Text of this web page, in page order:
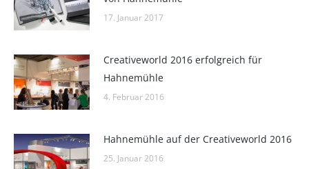
17. Januar 2017
Creativeworld 2016 erfolgreich für
Hahnemühle
4. Februar 2016
Hahnemühle auf der Creativeworld 2016
25. Januar 2016